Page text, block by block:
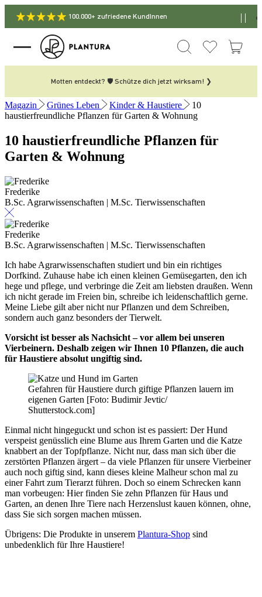
100.000+ zufriedene KundInnen
Motten entdeckt? 🛡️ Schütze dich jetzt wirksam! ❯
Magazin Grünes Leben Kinder & Haustiere
10
haustierfreundliche Pflanzen für Garten & Wohnung
10 haustierfreundliche Pflanzen für
Garten & Wohnung
Frederike
B.Sc. Agrarwissenschaften | M.Sc. Tierwissenschaften
Frederike
B.Sc. Agrarwissenschaften | M.Sc. Tierwissenschaften
Ich habe Agrarwissenschaften studiert und bin ein richtiges
Dorfkind. Zuhause habe ich einen kleinen Gemüsegarten, den ich
hege und pflege, und verbringe die Zeit am liebsten draußen. Wenn
ich nicht gerade im Freien bin, schreibe ich leidenschaftlich gerne.
Meine Liebe gilt aber nicht nur Pflanzen und dem Schreiben,
sondern auch ganz besonders der Tierwelt.
Vorsicht ist besser als Nachsicht – vor allem bei unseren
Vierbeinern. Deshalb zeigen wir Ihnen 10 Pflanzen, die auch
für Haustiere absolut ungiftig sind.
Gefahren für Haustiere durch giftige Pflanzen lauern im
eigenen Garten [Foto: Budimir Jevtic/
Shutterstock.com]
Einmal nicht hingeguckt und schon ist es passiert: Der Hund
verspeist genüsslich eine Blume aus Ihrem Garten und die Katze
knabbert an der Topfpflanze. Nicht nur, dass man sich über die
zerstörten Pflanzen ärgert – da viele Pflanzen für unsere Vierbeiner
auch noch giftig sind, kann dieses kleine Malheur schon mal zu
einer Fahrt zum Tierarzt führen. Doch so einem Schrecken kann
man vorbeugen: Hier finden Sie zehn Pflanzen für Haus und
Garten, an denen Ihre Tiere nach Herzenslust kauen können, ohne,
dass Sie sich sorgen machen müssen.
Übrigens: Die Produkte in unserem Plantura-Shop sind
unbedenklich für Ihre Haustiere!